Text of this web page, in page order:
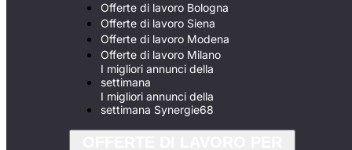
Offerte di lavoro Bologna
Offerte di lavoro Siena
Offerte di lavoro Modena
Offerte di lavoro Milano
I migliori annunci della
settimana
I migliori annunci della
settimana Synergie68